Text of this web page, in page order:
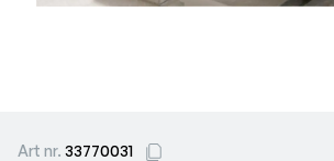
Art nr. 33770031